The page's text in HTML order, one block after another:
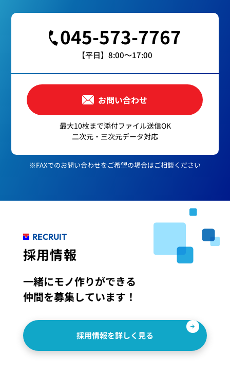
045-573-7767
【平日】8:00～17:00
お問い合わせ
最大10枚まで添付ファイル送信OK
二次元・三次元データ対応
※FAXでのお問い合わせをご希望の場合はご相談ください
RECRUIT
採用情報
一緒にモノ作りができる
仲間を募集しています！
採用情報を詳しく見る